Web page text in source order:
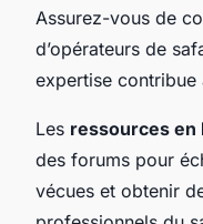
Assurez-vous de
d’opérateurs de
expertise contribue
Les ressources en
des forums pour
vécues et obtenir